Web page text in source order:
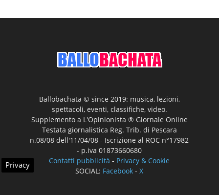
Ballobachata © since 2019: musica, lezioni,
spettacoli, eventi, classifiche, video.
Supplemento a L'Opinionista ® Giornale Online
Testata giornalistica Reg. Trib. di Pescara
n.08/08 dell'11/04/08 - Iscrizione al ROC n°17982
- p.iva 01873660680
Contatti pubblicità - Privacy & Cookie
SOCIAL: Facebook -X
Privacy